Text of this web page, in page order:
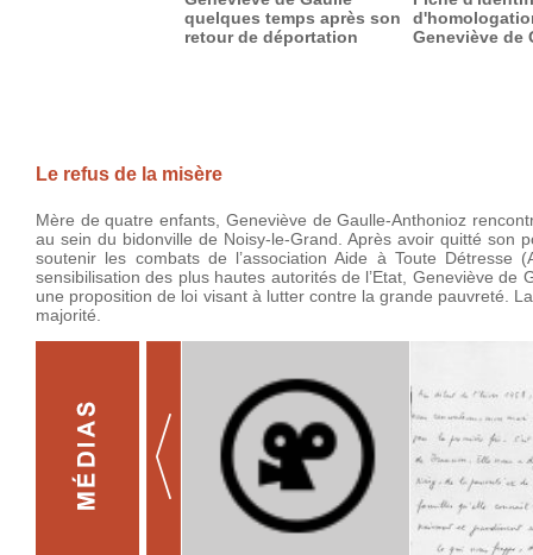
quelques temps après son
retour de déportation
Geneviève de
Le refus de la misère
Mère de quatre enfants, Geneviève de Gaulle-Anthonioz
au sein du bidonville de Noisy-le-Grand. Après avoir quitté son
soutenir les combats de l’association Aide à Toute
sensibilisation des plus hautes autorités de l’Etat, Geneviève
une proposition de loi visant à lutter contre la grande pauvreté.
majorité.